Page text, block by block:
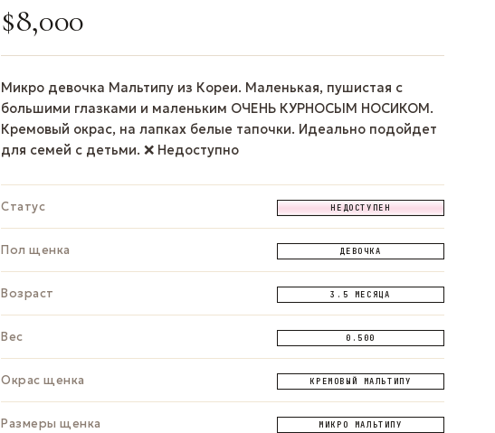
$8,000
Микро девочка Мальтипу из Кореи. Маленькая, пушистая с
большими глазками и маленьким ОЧЕНЬ КУРНОСЫМ НОСИКОМ.
Кремовый окрас, на лапках белые тапочки. Идеально подойдет
для семей с детьми. ❌ Недоступно
Статус НЕДОСТУПЕН
Пол щенка ДЕВОЧКА
Возраст 3.5 МЕСЯЦА
Вес 0.500
Окрас щенка КРЕМОВЫЙ МАЛЬТИПУ
Размеры щенка МИКРО МАЛЬТИПУ